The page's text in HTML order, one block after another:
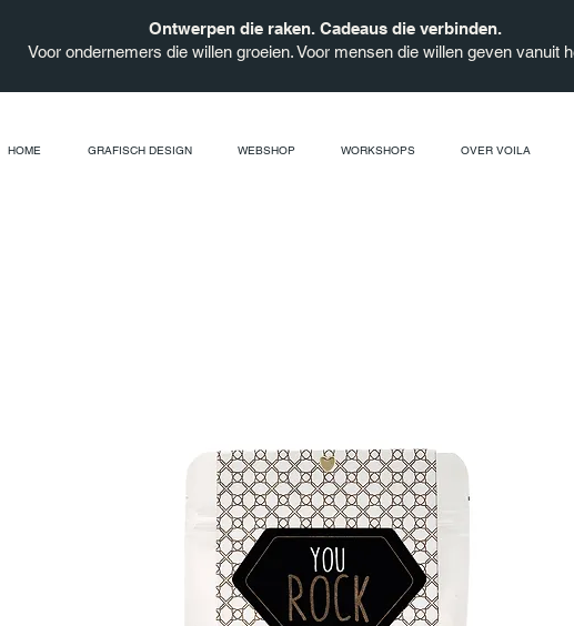
Ontwerpen die raken. Cadeaus die verbinden.
Voor ondernemers die willen groeien. Voor mensen die willen geven vanuit
HOME GRAFISCH DESIGN WEBSHOP WORKSHOPS OVER VOILA